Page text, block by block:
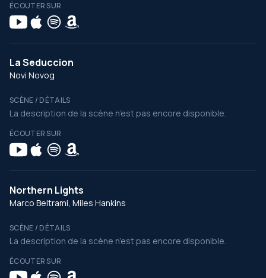
ÉCOUTER SUR
La Seduccion
Novi Novog
SCÈNE / DÉTAILS
La description de la scène n’est pas encore disponible.
ÉCOUTER SUR
Northern Lights
Marco Beltrami, Miles Hankins
SCÈNE / DÉTAILS
La description de la scène n’est pas encore disponible.
ÉCOUTER SUR